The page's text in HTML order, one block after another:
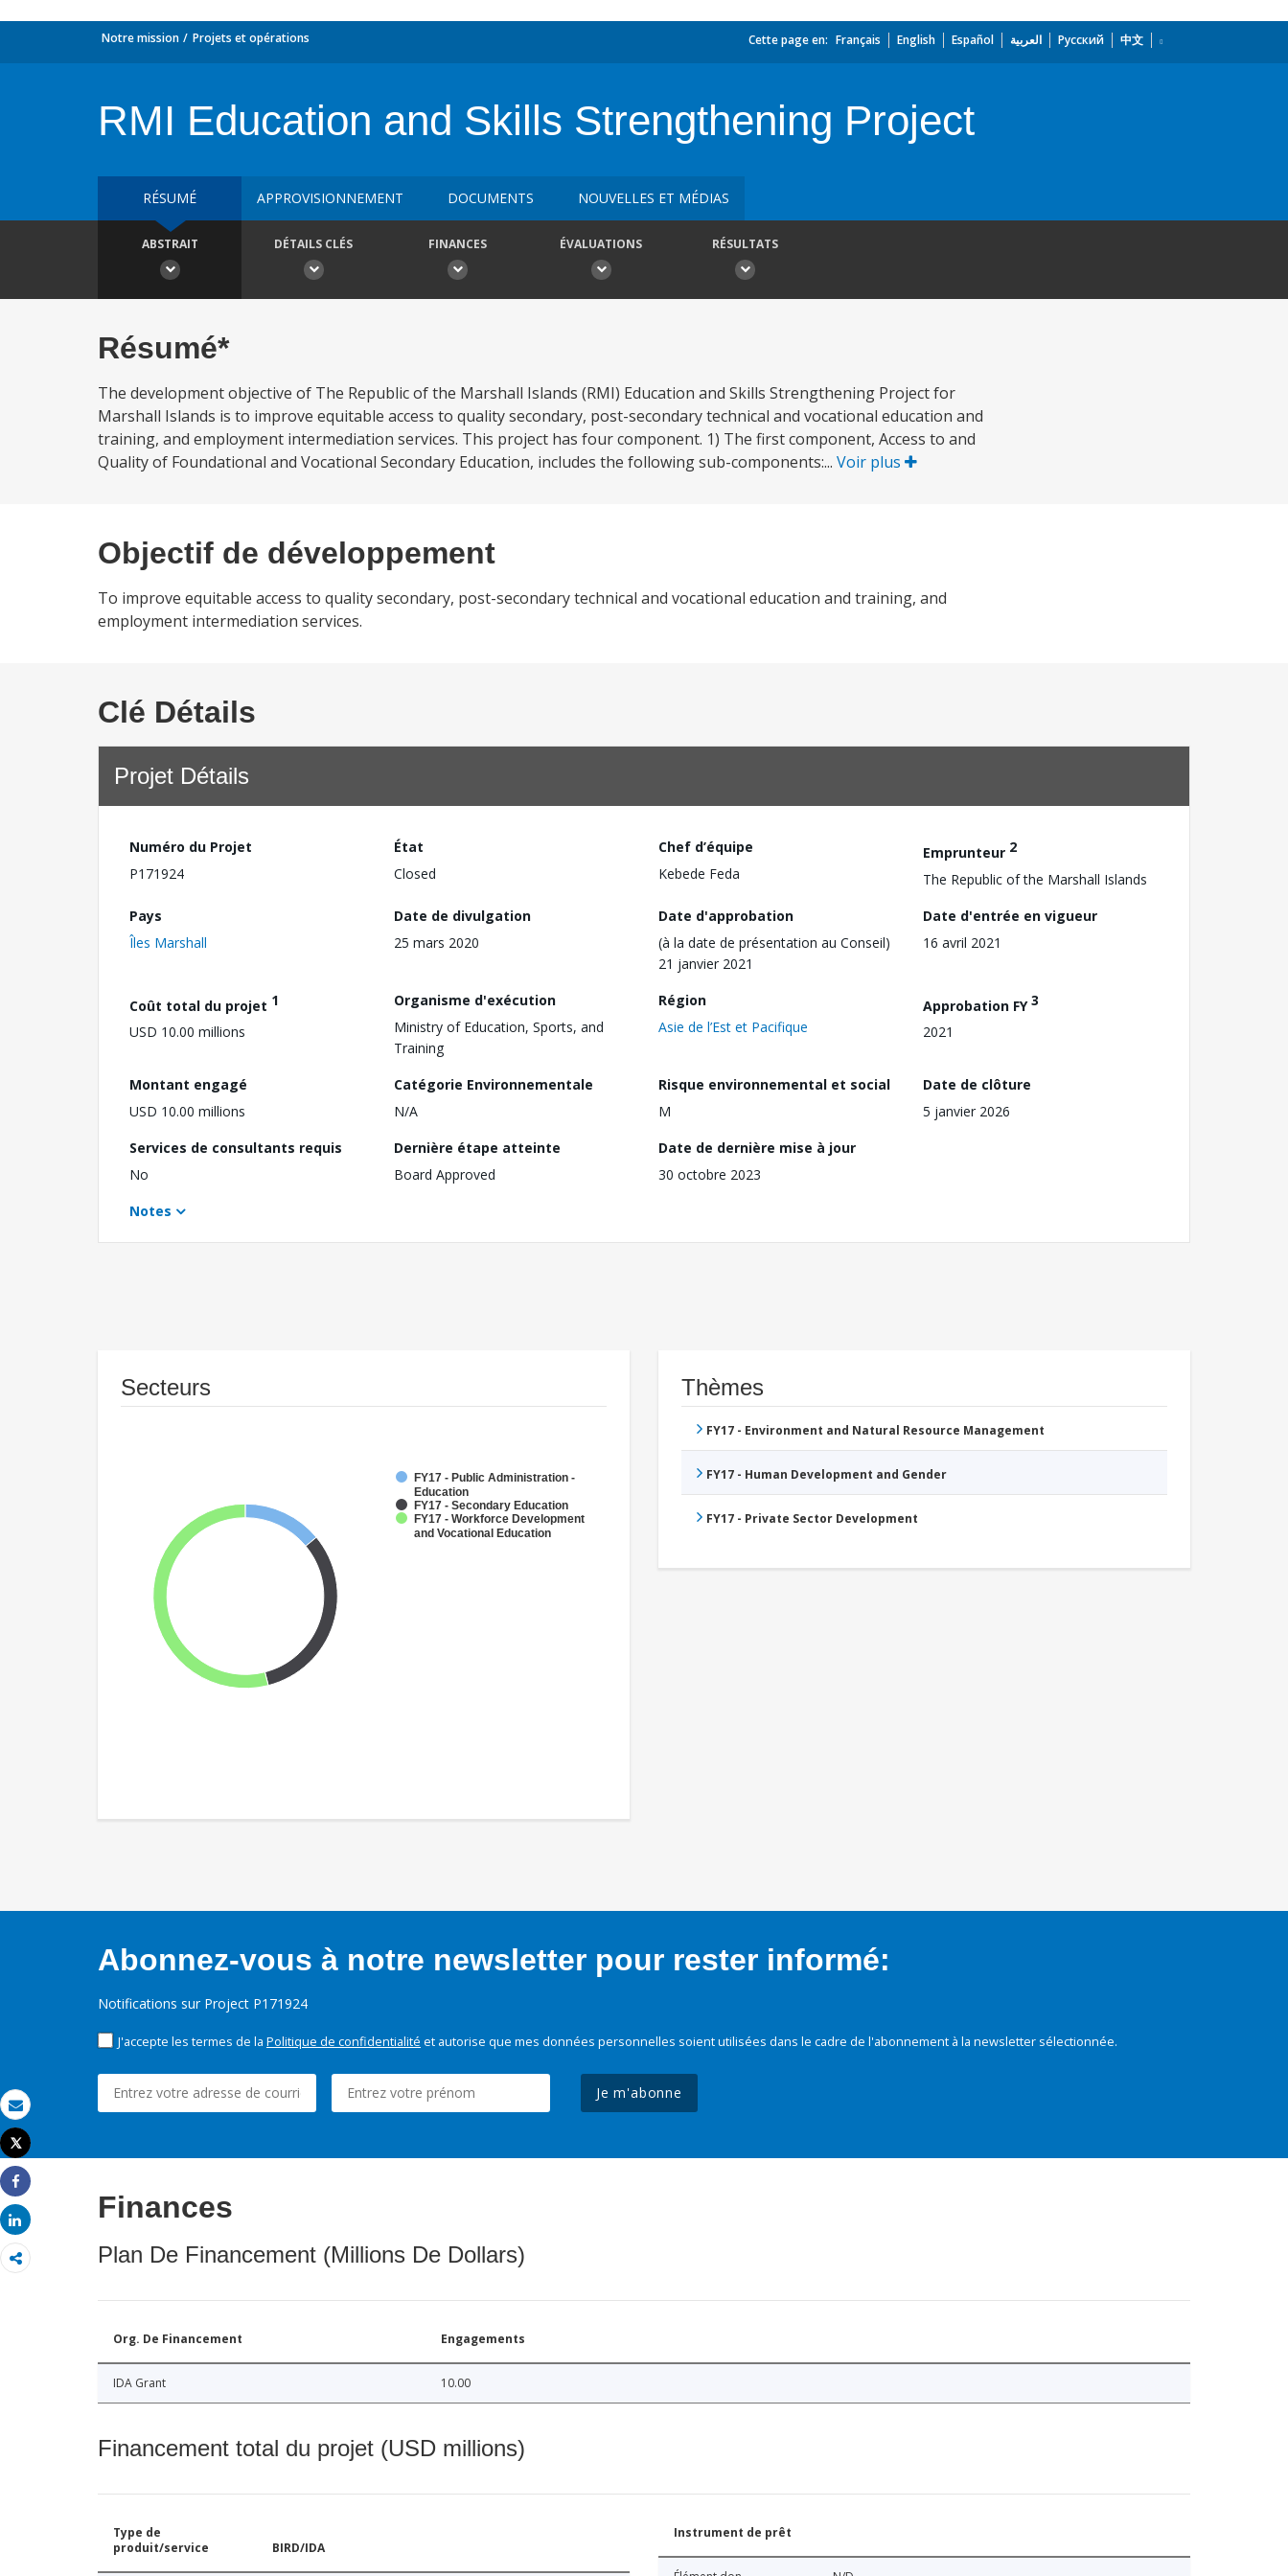
Email
Imprimer
Tweet
Share
Share
Notre mission Projets et opérations Cette page en: Français English Español العربية Русский 中文
RMI Education and Skills Strengthening Project
RÉSUMÉ APPROVISIONNEMENT DOCUMENTS NOUVELLES ET MÉDIAS
ABSTRAIT DÉTAILS CLÉS FINANCES ÉVALUATIONS RÉSULTATS
Résumé*
The development objective of The Republic of the Marshall Islands (RMI) Education and Skills Strengthening Project for
Marshall Islands is to improve equitable access to quality secondary, post-secondary technical and vocational education and
training, and employment intermediation services. This project has four component. 1) The first component, Access to and
Quality of Foundational and Vocational Secondary Education, includes the following sub-components:... Voir plus
Objectif de développement
To improve equitable access to quality secondary, post-secondary technical and vocational education and training, and
employment intermediation services.
Clé Détails
Projet Détails
Numéro du Projet
P171924
État
Closed
Chef d’équipe
Kebede Feda
Emprunteur 2
The Republic of the Marshall Islands
Pays
Îles Marshall
Date de divulgation
25 mars 2020
Date d'approbation
(à la date de présentation au Conseil)
21 janvier 2021
Date d'entrée en vigueur
16 avril 2021
Coût total du projet 1
USD 10.00 millions
Organisme d'exécution
Ministry of Education, Sports, and
Training
Région
Asie de l’Est et Pacifique
Approbation FY3
2021
Montant engagé
USD 10.00 millions
Catégorie Environnementale
N/A
Risque environnemental et social
M
Date de clôture
5 janvier 2026
Services de consultants requis
No
Dernière étape atteinte
Board Approved
Date de dernière mise à jour
30 octobre 2023
Notes
Secteurs
FY17 - Public Administration -
Education
FY17 - Secondary Education
FY17 - Workforce Development
and Vocational Education
Thèmes
FY17 - Environment and Natural Resource Management
FY17 - Human Development and Gender
FY17 - Private Sector Development
Abonnez-vous à notre newsletter pour rester informé:
Notifications sur Project P171924
J'accepte les termes de la Politique de confidentialité et autorise que mes données personnelles soient utilisées dans le cadre de l'abonnement à la newsletter sélectionnée.
Je m'abonne
Finances
Plan De Financement (Millions De Dollars)
Org. De Financement Engagements
IDA Grant 10.00
Financement total du projet (USD millions)
Type de
produit/service
BIRD/IDA
Instrument de prêt